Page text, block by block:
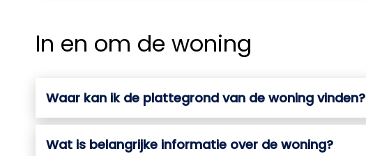
In en om de woning
Waar kan ik de plattegrond van de woning vinden?
Wat is belangrijke informatie over de woning?